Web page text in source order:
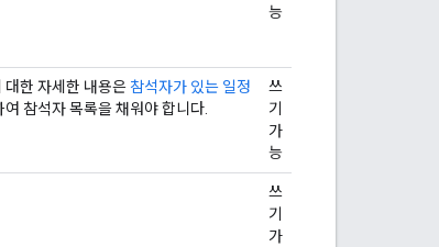
능
대한 자세한 내용은 참석자가 있는 일정
여 참석자 목록을 채워야 합니다.
쓰
기
가
능
쓰
기
가